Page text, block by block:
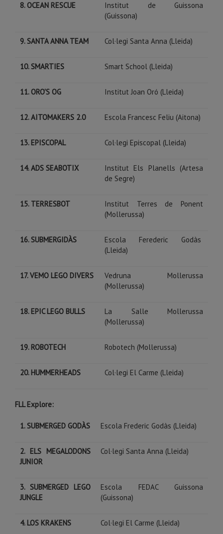
8. OCEAN RESCUE
Institut de Guissona
(Guissona)
9. SANTA ANNA TEAM Col·legi Santa Anna (Lleida)
10. SMARTIES Smart School (Lleida)
11. ORO'S OG Institut Joan Oró (Lleida)
12. AITOMAKERS 2.0 Escola Francesc Feliu (Aitona)
13. EPISCOPAL Col·legi Episcopal (Lleida)
14. ADS SEABOTIX
Institut Els Planells (Artesa
de Segre)
15. TERRESBOT
Institut Terres de Ponent
(Mollerussa)
16. SUBMERGIDÀS
Escola Ferederic Godàs
(Lleida)
17. VEMO LEGO DIVERS
Vedruna Mollerussa
(Mollerussa)
18. EPIC LEGO BULLS
La Salle Mollerussa
(Mollerussa)
19. ROBOTECH Robotech (Mollerussa)
20. HUMMERHEADS Col·legi El Carme (Lleida)
FLL Explore:
1. SUBMERGED GODÀS Escola Frederic Godàs (Lleida)
2. ELS MEGALODONS
JUNIOR
Col·legi Santa Anna (Lleida)
3. SUBMERGED LEGO
JUNGLE
Escola FEDAC Guissona
(Guissona)
4. LOS KRAKENS Col·legi El Carme (Lleida)